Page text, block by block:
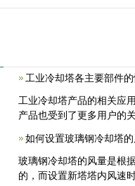
工业冷却塔各主要部件
工业冷却塔产品的相关应
产品也受到了更多用户的
要点。下面为大家介绍一
各主要部件的的性能特
如何设置玻璃钢冷却塔
玻璃钢冷却塔的风量是根
的，而设置新塔塔内风速